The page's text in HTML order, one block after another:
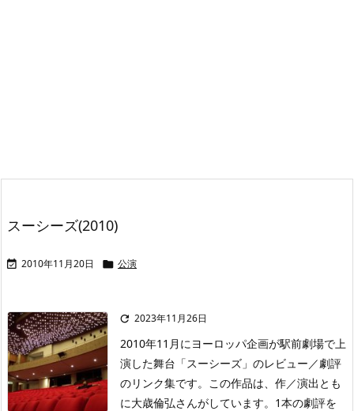
スーシーズ(2010)
 2010年11月20日  公演
 2023年11月26日
2010年11月にヨーロッパ企画が駅前劇場で上
演した舞台「スーシーズ」のレビュー／劇評
のリンク集です。この作品は、作／演出とも
に大歳倫弘さんがしています。1本の劇評を